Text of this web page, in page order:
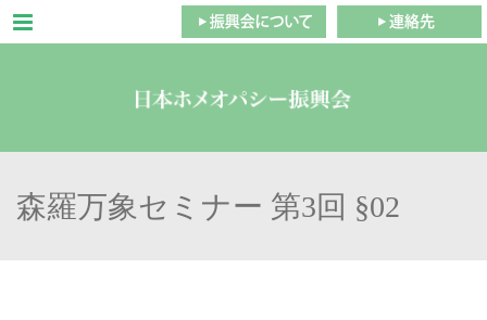
Menu
森羅万象セミナー 第3回 §02